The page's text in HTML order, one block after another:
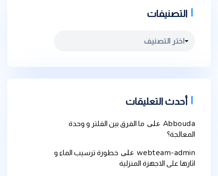
التصنيفات
أحدث التعليقات
Abbouda على ما الفرق بين الفلتر و وحدة
المعالجة؟
webteam-admin على خطورة ترسيب الماء و
اثارها على الاجهزة المنزلية